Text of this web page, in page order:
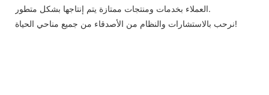
العملاء بخدمات ومنتجات ممتازة يتم إنتاجها بشكل متطور.
نرحب بالاستشارات والنظام من الأصدقاء من جميع مناحي الحياة!